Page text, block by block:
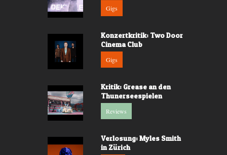
Gigs
Konzertkritik: Two Door
Cinema Club
Gigs
Kritik: Grease an den
Thunerseespielen
Reviews
Verlosung: Myles Smith
in Zürich